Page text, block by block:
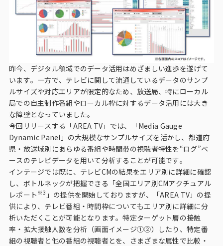
昨今、デジタル領域でのデータ活用はめざましい進歩を遂げて
います。一方で、テレビに関して流通しているデータのサンプ
ルサイズや対応エリアが限定的なため、放送局、特にローカル
局での自主制作番組やローカル枠に対するデータ活用には大き
な障壁となっていました。
今回リリースする「AREA TV」では、「Media Gauge
Dynamic Panel」の大規模なサンプルサイズを活かし、都道府
県・放送域別にあらゆる番組や時間帯の視聴者特性を“ログ”ベ
ースのテレビデータを用いて分析することが可能です。
インテージでは既に、テレビCMの結果をエリア別に詳細に確認
し、ボトルネックが把握できる「全国エリア別CMアクチュアル
レポート ※3 」の提供を開始しておりますが、「AREA TV」の提
供により、テレビ番組・時間枠についてもエリア別に詳細に分
析いただくことが可能となります。特定ターゲット層の接触
率・拡大接触人数を分析（画面イメージ①②）したり、特定番
組の視聴者と他の番組の視聴者とを、さまざまな属性で比較・